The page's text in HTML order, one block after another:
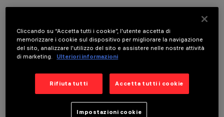
COLORE
DATI TECNICI
ULTIMO AGGIORNAMENTO: 01/08/2026
Cliccando su “Accetta tutti i cookie”, l'utente accetta di
memorizzare i cookie sul dispositivo per migliorare la navigazione
del sito, analizzare l'utilizzo del sito e assistere nelle nostre attività
di marketing.
Ulteriori informazioni
Rifiuta tutti Accetta tutti i cookie
Impostazioni cookie